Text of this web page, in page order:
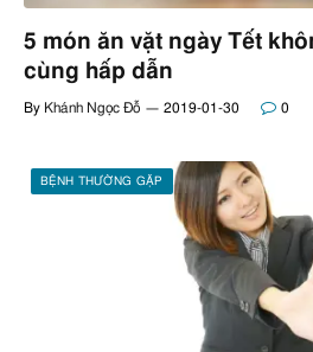
5 món ăn vặt ngày Tết
cùng hấp dẫn
By Khánh Ngọc Đỗ 2019-01-30 0
BỆNH THƯỜNG GẶP